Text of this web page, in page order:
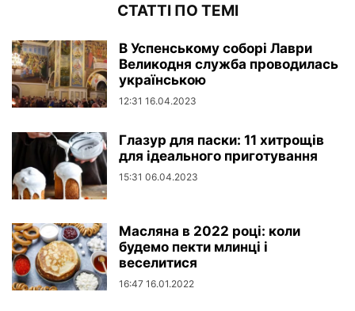
СТАТТІ ПО ТЕМІ
В Успенському соборі Лаври
Великодня служба проводилась
українською
12:31 16.04.2023
Глазур для паски: 11 хитрощів
для ідеального приготування
15:31 06.04.2023
Масляна в 2022 році: коли
будемо пекти млинці і
веселитися
16:47 16.01.2022